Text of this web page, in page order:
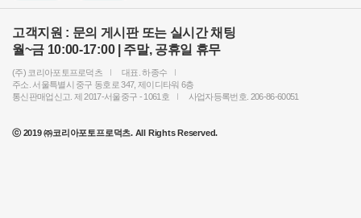
2024 레오포토 부산 세미나 경품추첨 당첨자 발표
토키나 주관 국제 필터 사진 공모전 2023 안내
고객지원 : 문의 게시판 또는 실시간 채팅
월~금 10:00-17:00 | 주말, 공휴일 휴무
(주) 코리아포토프로덕츠
대표. 하종수
주소. 서울특별시 중구 동호로 347, 제이디타워 6층
통신판매업신고. 제 2017-서울중구 - 1061호
사업자등록번호. 206-86-60051
ⓒ 2019 ㈜코리아포토프로덕츠. All Rights Reserved.